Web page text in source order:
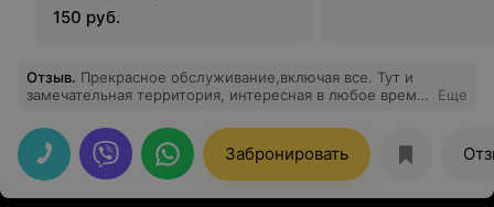
околосуставных тканей,
энтезопатиях
150 руб.
Отзыв. Прекрасное обслуживание,включая все. Тут и
замечательная территория, интересная в любое время
столовая это отдельная песня, сложно представить
себе человека, который бы не нашел там что-нибудь
по своему вкусу Ну и прекрасный набор для лечения
Еще
Забронировать